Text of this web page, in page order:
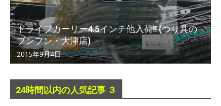
ドライブカーリー4.5インチ他入荷!! (つり具の
ブンブン・大津店)
2015年9月4日
24時間以内の人気記事 ３